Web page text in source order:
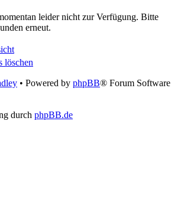
leider nicht zur Verfügung. Bitte
erneut.
löschen
• Powered by phpBB® Forum Software
durch phpBB.de